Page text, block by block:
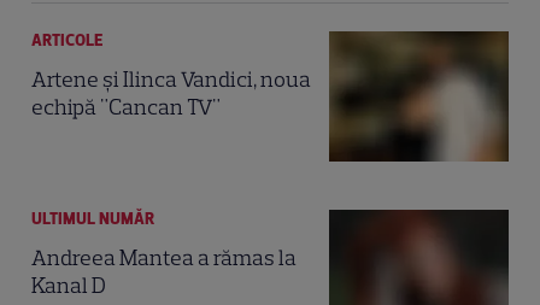
ARTICOLE
Artene şi Ilinca Vandici, noua
echipă "Cancan TV"
ULTIMUL NUMĂR
Andreea Mantea a rămas la
Kanal D